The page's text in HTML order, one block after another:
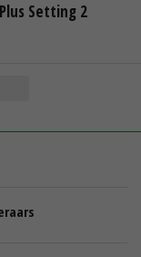
Setting 2